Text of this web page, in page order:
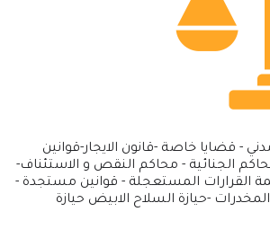
- قضايا خاصة -قانون الايجار-قوانين
الجنائية - محاكم النقص و الاستئناف-
القرارات المستعجلة - قوانين مستجدة -
المخدرات -حيازة السلاح الابيض حيازة